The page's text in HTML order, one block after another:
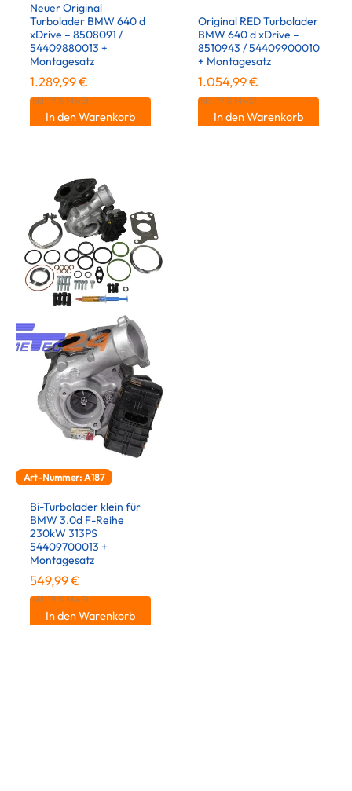
Neuer Original
Turbolader BMW 640 d
xDrive – 8508091 /
54409880013 +
Montagesatz
1.289,99€
inkl. 19 % MwSt.
In den Warenkorb
Original RED Turbolader
BMW 640 d xDrive –
8510943 / 54409900010
+ Montagesatz
1.054,99€
inkl. 19 % MwSt.
In den Warenkorb
Art-Nummer: A187
Bi-Turbolader klein für
BMW 3.0d F-Reihe
230kW 313PS
54409700013 +
Montagesatz
549,99€
inkl. 19 % MwSt.
In den Warenkorb